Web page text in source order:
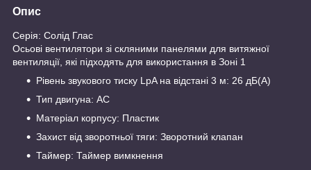
Опис
Серія: Солід Глас
Осьові вентилятори зі скляними панелями для витяжної
вентиляції, які підходять для використання в Зоні 1
Рівень звукового тиску LpA на відстані 3 м: 26 дБ(А)
Тип двигуна: AC
Матеріал корпусу: Пластик
Захист від зворотньої тяги: Зворотний клапан
Таймер: Таймер вимкнення